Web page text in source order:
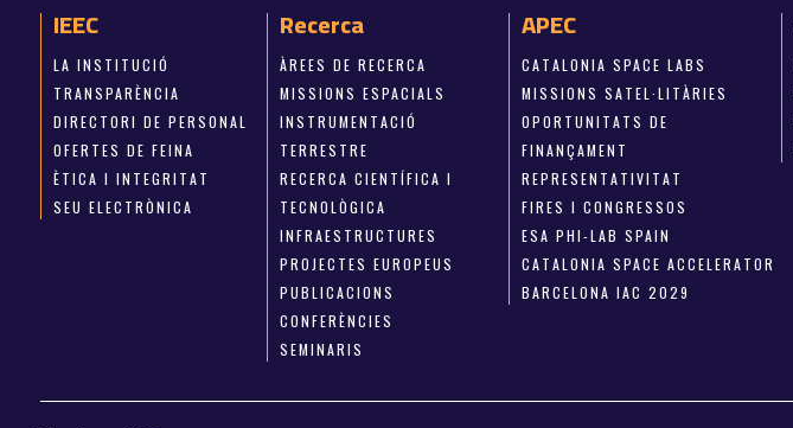
IEEC
LA INSTITUCIÓ
TRANSPARÈNCIA
DIRECTORI DE PERSONAL
OFERTES DE FEINA
ÈTICA I INTEGRITAT
SEU ELECTRÒNICA
Recerca
ÀREES DE RECERCA
MISSIONS ESPACIALS
INSTRUMENTACIÓ
TERRESTRE
RECERCA CIENTÍFICA I
TECNOLÒGICA
INFRAESTRUCTURES
PROJECTES EUROPEUS
PUBLICACIONS
CONFERÈNCIES
SEMINARIS
APEC
CATALONIA SPACE LABS
MISSIONS SATEL·LITÀRIES
OPORTUNITATS DE
FINANÇAMENT
REPRESENTATIVITAT
FIRES I CONGRESSOS
ESA PHI-LAB SPAIN
CATALONIA SPACE ACCELERATOR
BARCELONA IAC 2029